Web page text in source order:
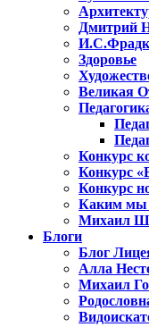
Дмитрий
Здоровье
Великая
Конкурс
Конкурс
Конкурс
Каким мы
Михаил
Блоги
Блог
Алла
Михаил